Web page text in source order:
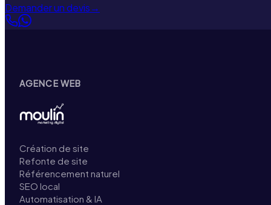
Demander un devis→
AGENCE WEB
Création de site
Refonte de site
Référencement naturel
SEO local
Automatisation & IA